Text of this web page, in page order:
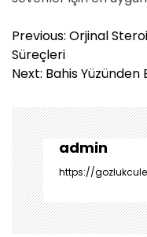
Y
a
z
g
e
z
i
n
m
e
Previous: Orjinal
Süreçleri
Next: Bahis Yüzünden
admin
https://